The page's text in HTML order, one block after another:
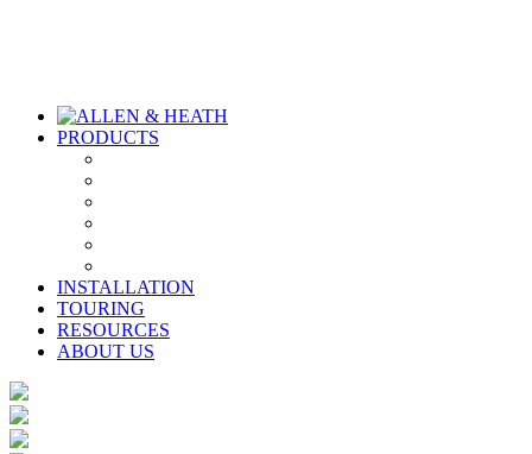
PRODUCTS
INSTALLATION
TOURING
RESOURCES
ABOUT US